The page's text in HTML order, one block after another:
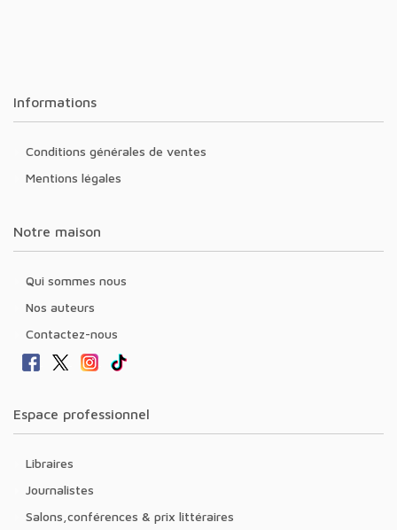
Informations
Conditions générales de ventes
Mentions légales
Notre maison
Qui sommes nous
Nos auteurs
Contactez-nous
Espace professionnel
Libraires
Journalistes
Salons,conférences & prix littéraires